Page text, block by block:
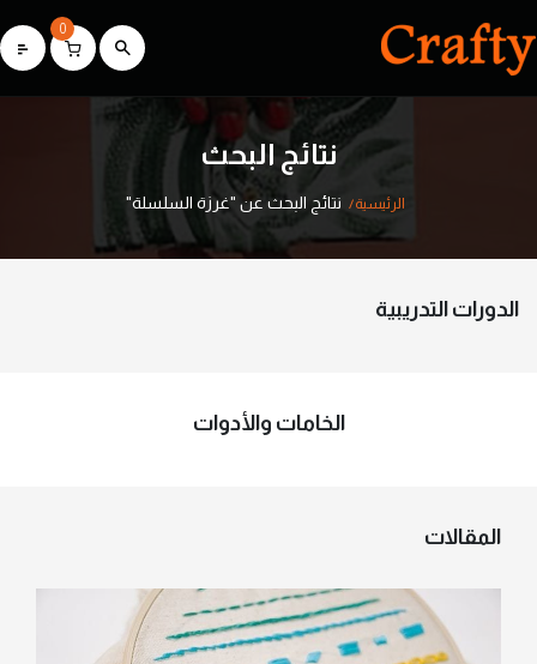
0
نتائج البحث
الرئيسية نتائج البحث عن "غرزة السلسلة"
الدورات التدريبية
الخامات والأدوات
المقالات